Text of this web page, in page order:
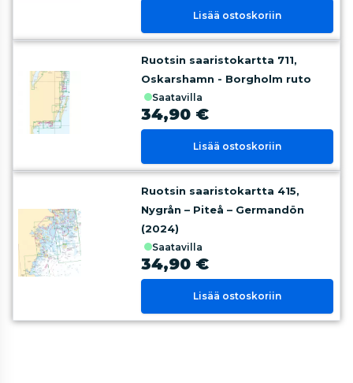
Lisää ostoskoriin
Ruotsin saaristokartta 711,
Oskarshamn - Borgholm ruto
saatavilla
34,90 €
Lisää ostoskoriin
Ruotsin saaristokartta 415,
Nygrån – Piteå – Germandön
(2024)
saatavilla
34,90 €
Lisää ostoskoriin